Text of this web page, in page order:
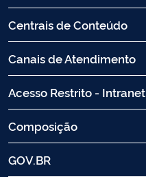
Centrais de Conteúdo
Canais de Atendimento
Acesso Restrito - Intranet
Composição
GOV.BR